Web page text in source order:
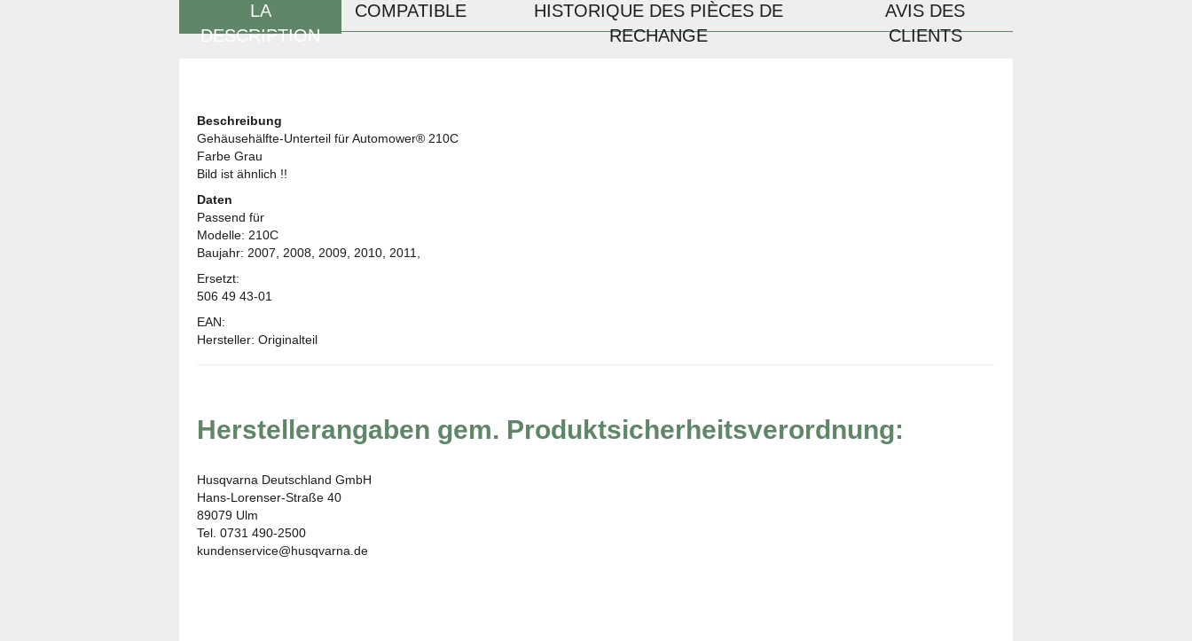
LA
DESCRIPTION
COMPATIBLE
HISTORIQUE DES PIÈCES DE
RECHANGE
AVIS DES
CLIENTS
Beschreibung
Gehäusehälfte-Unterteil für Automower® 210C
Farbe Grau
Bild ist ähnlich !!
Daten
Passend für
Modelle: 210C
Baujahr: 2007, 2008, 2009, 2010, 2011,
Ersetzt:
506 49 43-01
EAN:
Hersteller: Originalteil
Herstellerangaben gem. Produktsicherheitsverordnung:
Husqvarna Deutschland GmbH
Hans-Lorenser-Straße 40
89079 Ulm
Tel. 0731 490-2500
kundenservice@husqvarna.de